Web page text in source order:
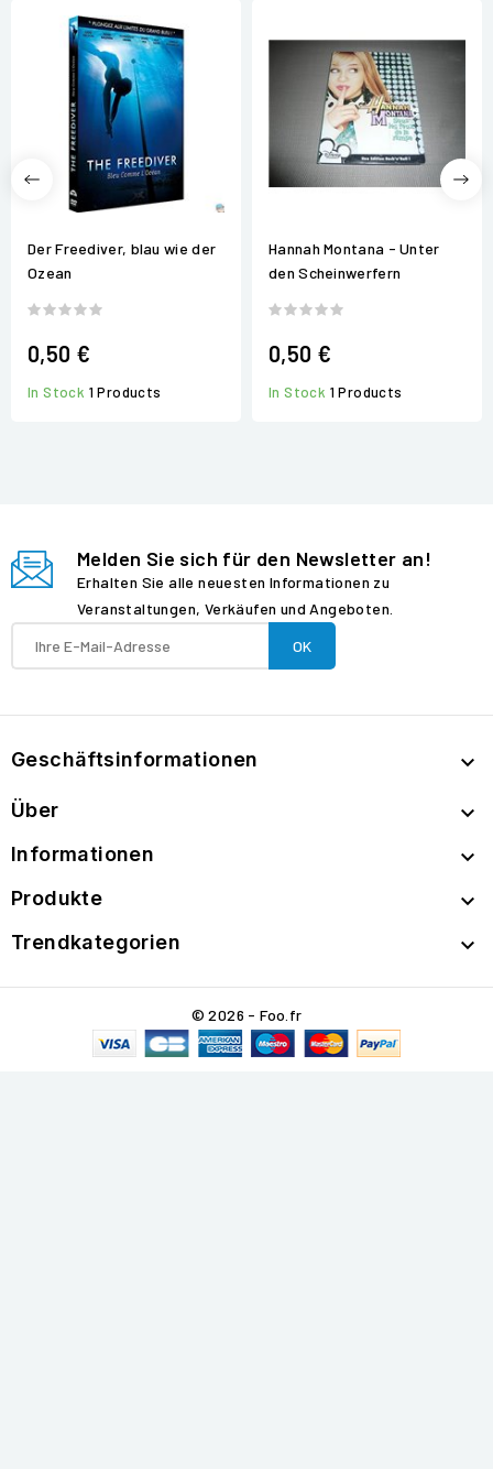
Der Freediver, blau wie der
Ozean
0,50 €
In Stock 1 Products
Hannah Montana - Unter
den Scheinwerfern
0,50 €
In Stock 1 Products
Melden Sie sich für den Newsletter an!
Erhalten Sie alle neuesten Informationen zu
Veranstaltungen, Verkäufen und Angeboten.
Geschäftsinformationen 
Über 
Informationen 
Produkte 
Trendkategorien 
© 2026 - Foo.fr